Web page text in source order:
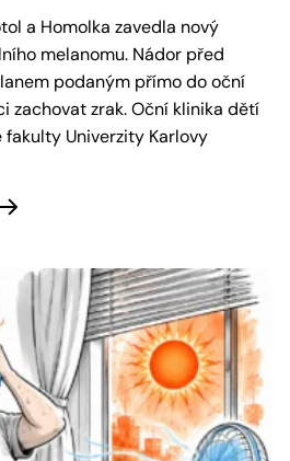
a Homolka zavedla nový
melanomu. Nádor před
podaným přímo do oční
zachovat zrak. Oční klinika dětí
fakulty Univerzity Karlovy